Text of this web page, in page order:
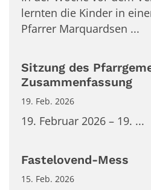
lernten die Kinder in
Pfarrer Marquardsen ...
Sitzung des
Zusammenfassung
19. Feb. 2026
19. Februar 2026 – 19. ...
Fastelovend-Mess
15. Feb. 2026